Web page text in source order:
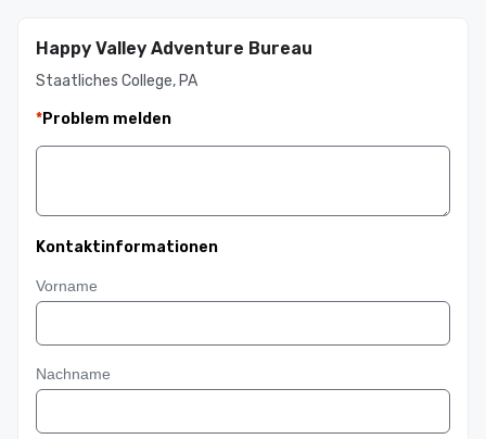
Happy Valley Adventure Bureau
Staatliches College, PA
*Problem melden
Kontaktinformationen
Vorname
Nachname